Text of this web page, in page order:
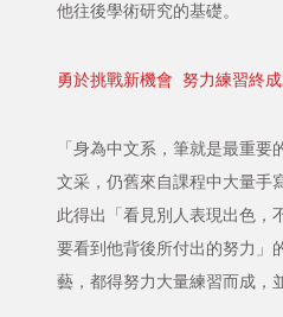
他往後學術研究的基礎。
勇於挑戰新機會 努力練習終
「身為中文系，筆就是最重
文采，仍舊來自課程中大量手
此得出「看見別人表現出色，
要看到他背後所付出的努力」
藝，都得努力大量練習而成，